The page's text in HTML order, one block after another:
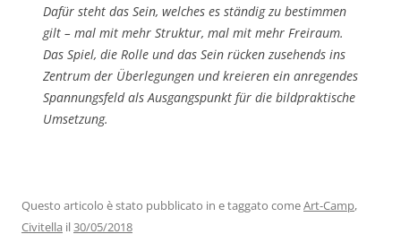
Dafür steht das Sein, welches es ständig zu bestimmen
gilt – mal mit mehr Struktur, mal mit mehr Freiraum.
Das Spiel, die Rolle und das Sein rücken zusehends ins
Zentrum der Überlegungen und kreieren ein anregendes
Spannungsfeld als Ausgangspunkt für die bildpraktische
Umsetzung.
Questo articolo è stato pubblicato in e taggato comeArt-Camp,
Civitella il30/05/2018